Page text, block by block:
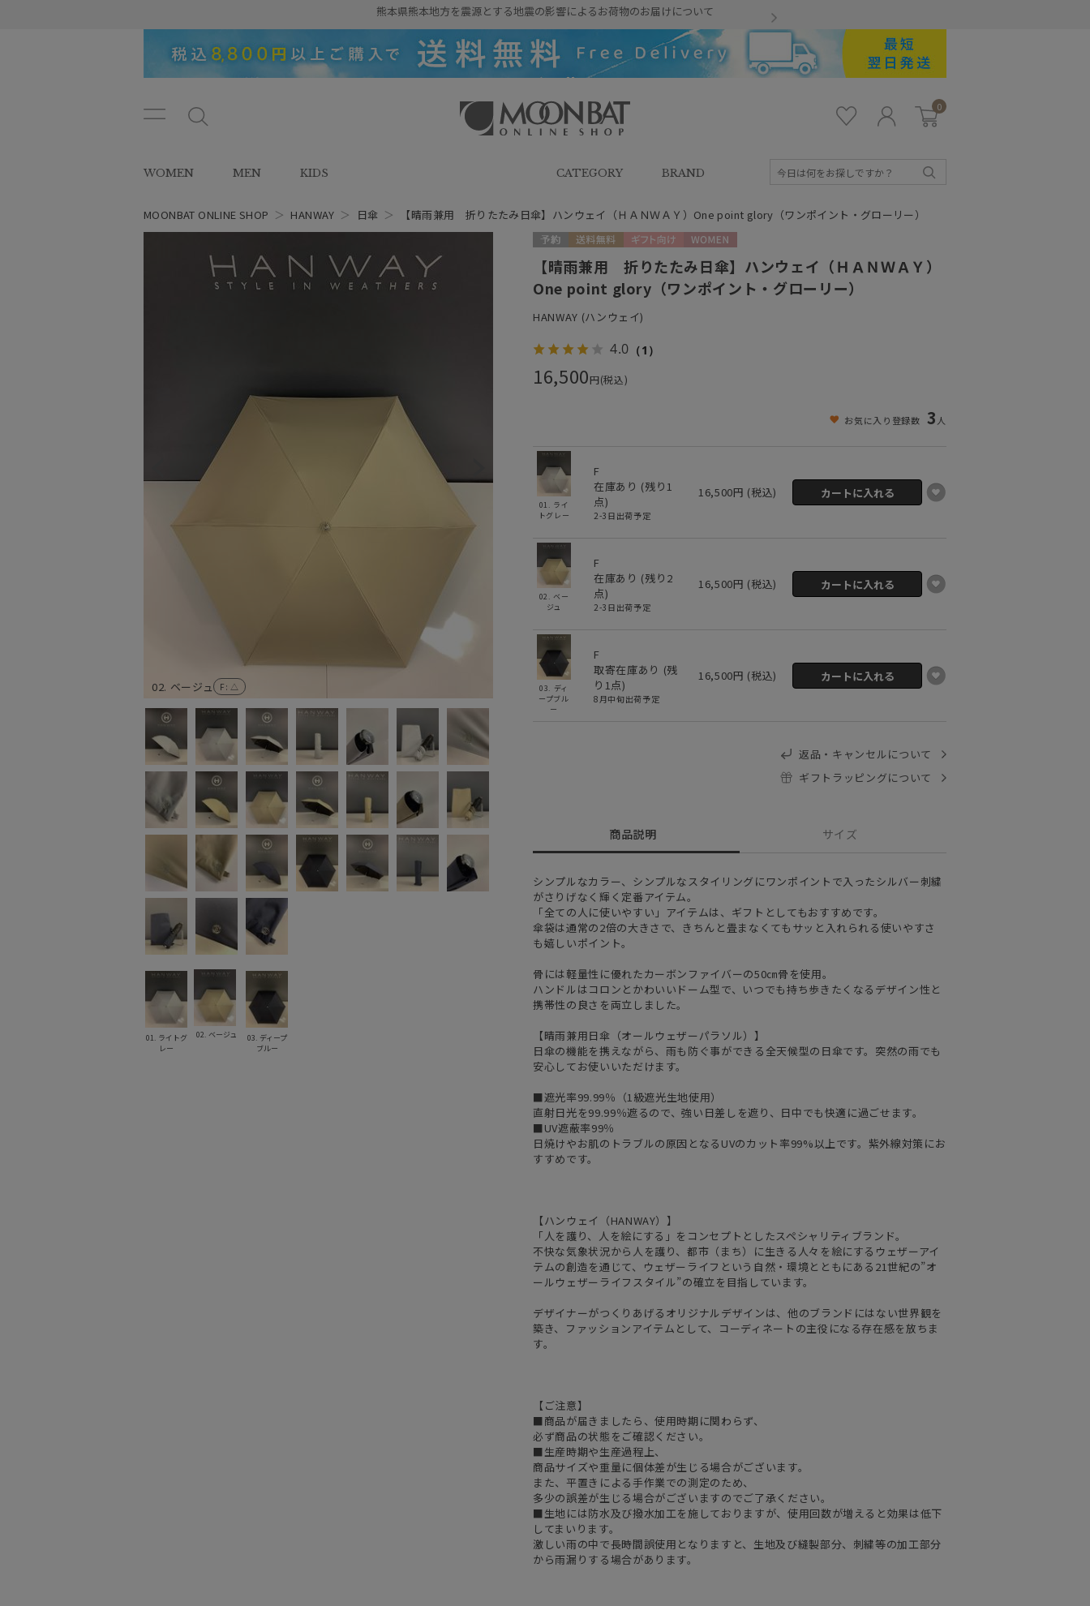
熊本県熊本地方を震源とする地震の影響によるお荷物のお届けについて
ン
ュ
ー
タ
SHOP（ムーンバットオンラインシ
イ
ン
0
WOMEN MEN KIDS CATEGORY BRAND
MOONBAT ONLINE SHOP ＞ HANWAY ＞ 日傘 ＞ 【晴雨兼用 折りたたみ日傘】ハンウェイ（ＨＡＮＷＡＹ）One point glory（ワンポイント・グローリー）
02. ベージュ F : △
01. ライトグ
レー
02. ベージュ
03. ディープ
ブルー
【晴雨兼用 折りたたみ日傘】ハンウェイ（ＨＡＮＷＡＹ）
One point glory（ワンポイント・グローリー）
HANWAY (ハンウェイ)
4.0 （1）
16,500円(税込)
お気に入り登録数 3 人
01. ライ
トグレー
F
在庫あり (残り1
点)
2-3日出荷予定
16,500円 (税込)
02. ベー
ジュ
F
在庫あり (残り 2
点)
2-3日出荷予定
16,500円 (税込)
03. ディ
ープブル
ー
F
取寄在庫あり (残
り 1点)
8月中旬出荷予定
16,500円 (税込)
返品・キャンセルについて
ギフトラッピングについて
商品説明 サイズ
シンプルなカラー、シンプルなスタイリングにワンポイントで入ったシルバー刺繍
がさりげなく輝く定番アイテム。
「全ての人に使いやすい」アイテムは、ギフトとしてもおすすめです。
傘袋は通常の2倍の大きさで、きちんと畳まなくてもサッと入れられる使いやすさ
も嬉しいポイント。
骨には軽量性に優れたカーボンファイバーの50㎝骨を使用。
ハンドルはコロンとかわいいドーム型で、いつでも持ち歩きたくなるデザイン性と
携帯性の良さを両立しました。
【晴雨兼用日傘（オールウェザーパラソル）】
日傘の機能を携えながら、雨も防ぐ事ができる全天候型の日傘です。突然の雨でも
安心してお使いいただけます。
■遮光率99.99％（1級遮光生地使用）
直射日光を99.99％遮るので、強い日差しを遮り、日中でも快適に過ごせます。
■UV遮蔽率99％
日焼けやお肌のトラブルの原因となるUVのカット率99%以上です。紫外線対策にお
すすめです。
【ハンウェイ（HANWAY）】
「人を護り、人を絵にする」をコンセプトとしたスペシャリティブランド。
不快な気象状況から人を護り、都市（まち）に生きる人々を絵にするウェザーアイ
テムの創造を通じて、ウェザーライフという自然・環境とともにある21世紀の”オ
ールウェザーライフスタイル”の確立を目指しています。
デザイナーがつくりあげるオリジナルデザインは、他のブランドにはない世界観を
築き、ファッションアイテムとして、コーディネートの主役になる存在感を放ちま
す。
【ご注意】
■商品が届きましたら、使用時期に関わらず、
必ず商品の状態をご確認ください。
■生産時期や生産過程上、
商品サイズや重量に個体差が生じる場合がございます。
また、平置きによる手作業での測定のため、
多少の誤差が生じる場合がございますのでご了承ください。
■生地には防水及び撥水加工を施しておりますが、使用回数が増えると効果は低下
してまいります。
激しい雨の中で長時間誤使用となりますと、生地及び縫製部分、刺繍等の加工部分
から雨漏りする場合があります。